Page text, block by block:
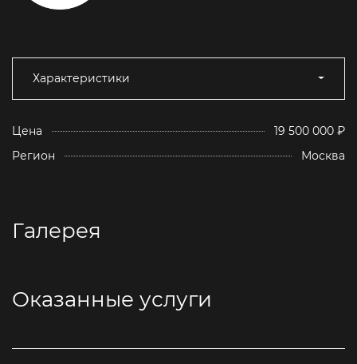
Характеристики
Цена
19 500 000 ₽
Регион
Москва
Галерея
Оказанные услуги